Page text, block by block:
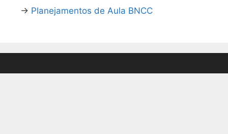
→ Planejamentos de Aula BNCC